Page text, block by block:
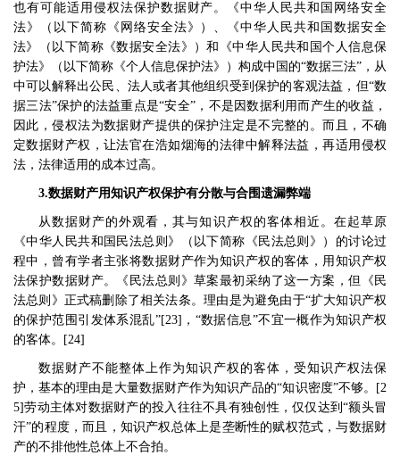
也有可能适用侵权法保护数据财产。《中华人民共和国网络安全
法》（以下简称《网络安全法》）、《中华人民共和国数据安全
法》（以下简称《数据安全法》）和《中华人民共和国个人信息保
护法》（以下简称《个人信息保护法》）构成中国的“数据三法” ，从
中可以解释出公民、法人或者其他组织受到保护的客观法益，但“数
据三法”保护的法益重点是“安全” ，不是因数据利用而产生的收益，
因此，侵权法为数据财产提供的保护注定是不完整的。而且，不确
定数据财产权，让法官在浩如烟海的法律中解释法益，再适用侵权
法，法律适用的成本过高。
3.数据财产用知识产权保护有分散与合围遗漏弊端
从数据财产的外观看，其与知识产权的客体相近。在起草原
《中华人民共和国民法总则》（以下简称《民法总则》）的讨论过
程中，曾有学者主张将数据财产作为知识产权的客体，用知识产权
法保护数据财产。《民法总则》草案最初采纳了这一方案，但《民
法总则》正式稿删除了相关法条。理由是为避免由于“扩大知识产权
的保护范围引发体系混乱”[23] ， “数据信息”不宜一概作为知识产权
的客体。
[24]
数据财产不能整体上作为知识产权的客体，受知识产权法保
护，基本的理由是大量数据财产作为知识产品的“知识密度”不够。
[2
5]劳动主体对数据财产的投入往往不具有独创性，仅仅达到“额头冒
汗”的程度，而且，知识产权总体上是垄断性的赋权范式，与数据财
产的不排他性总体上不合拍。